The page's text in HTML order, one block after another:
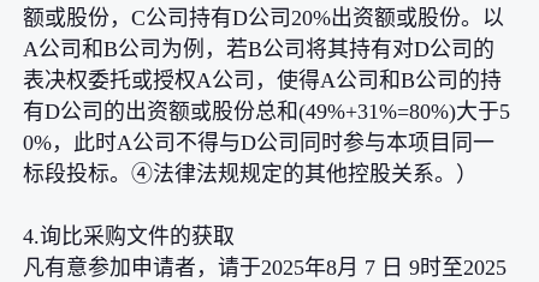
额或股份，C公司持有D公司20%出资额或股份。以
A公司和B公司为例，若B公司将其持有对D公司的
表决权委托或授权A公司，使得A公司和B公司的持
有D公司的出资额或股份总和(49%+31%=80%)大于5
0%，此时A公司不得与D公司同时参与本项目同一
标段投标。④法律法规规定的其他控股关系。）
4.询比采购文件的获取
凡有意参加申请者，请于2025年8月 7 日 9时至2025